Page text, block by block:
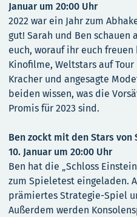
Januar um 20:00 Uhr
2022 war ein Jahr zum
gut! Sarah und Ben schauen
euch, worauf ihr euch freuen
Kinofilme, Weltstars auf
Kracher und angesagte
beiden wissen, was die
Promis für 2023 sind.
Ben zockt mit den Stars von
10. Januar um 20:00 Uhr
Ben hat die „Schloss
zum Spieletest eingeladen.
prämiertes Strategie-Spiel
Außerdem werden